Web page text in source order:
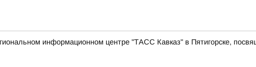
информационном центре "ТАСС Кавказ" в Пятигорске,